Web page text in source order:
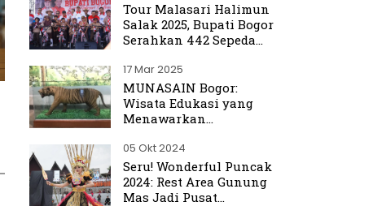
Tour Malasari Halimun
Salak 2025, Bupati Bogor
Serahkan 442 Sepeda
17 Mar 2025
MUNASAIN Bogor:
Wisata Edukasi yang
Menawarkan
dari Kebun Raya Bogor
05 Okt 2024
Seru! Wonderful Puncak
2024: Rest Area Gunung
Mas Jadi Pusat